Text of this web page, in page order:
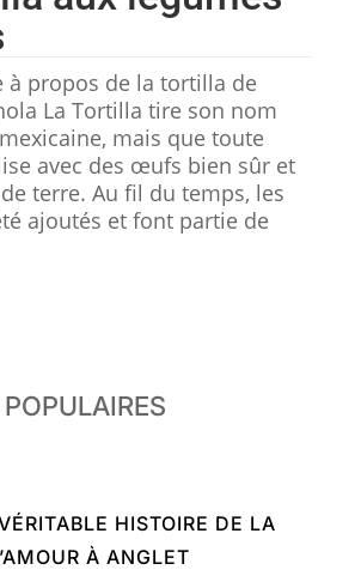
à propos de la tortilla de
La Tortilla tire son nom
mais que toute
avec des œufs bien sûr et
terre. Au fil du temps, les
ajoutés et font partie de
HISTOIRE DE LA
À ANGLET